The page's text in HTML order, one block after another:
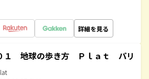
詳細を見る
１ 地球の歩き方 Ｐｌａｔ パリ